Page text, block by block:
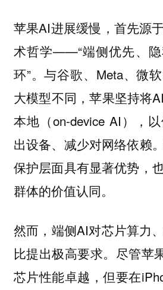
苹果AI进展缓慢，首先源
术哲学——“端侧优先、隐
环”。与谷歌、Meta、微
大模型不同，苹果坚持将
本地（on-device AI），
出设备、减少对网络依赖
保护层面具有显著优势，
群体的价值认同。
然而，端侧AI对芯片算力
比提出极高要求。尽管苹
芯片性能卓越，但要在